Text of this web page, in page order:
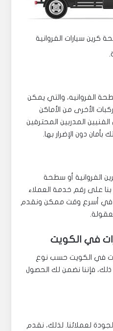
كرين سيارات الفروانية
الفروانيه، والتي يمكن
الأخرى من الأماكن
المدربين المحترفين
دون الإضرار بها.
الفروانية أو سطحة
بنا على رقم خدمة العملاء
أسرع وقت ممكن ونقدم
في الكويت
في الكويت حسب نوع
فإننا نضمن لك الحصول
لعملائنا. لذلك، نقدم